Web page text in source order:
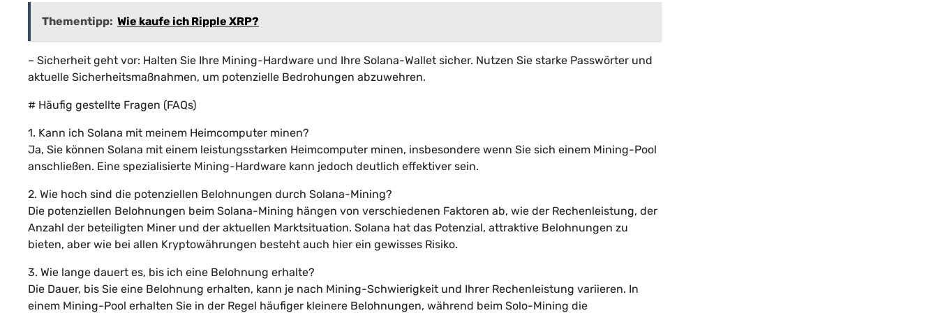
Thementipp: Wie kaufe ich Ripple XRP?
– Sicherheit geht vor: Halten Sie Ihre Mining-Hardware und Ihre Solana-Wallet sicher. Nutzen Sie starke Passwörter und
aktuelle Sicherheitsmaßnahmen, um potenzielle Bedrohungen abzuwehren.
# Häufig gestellte Fragen (FAQs)
1. Kann ich Solana mit meinem Heimcomputer minen?
Ja, Sie können Solana mit einem leistungsstarken Heimcomputer minen, insbesondere wenn Sie sich einem Mining-Pool
anschließen. Eine spezialisierte Mining-Hardware kann jedoch deutlich effektiver sein.
2. Wie hoch sind die potenziellen Belohnungen durch Solana-Mining?
Die potenziellen Belohnungen beim Solana-Mining hängen von verschiedenen Faktoren ab, wie der Rechenleistung, der
Anzahl der beteiligten Miner und der aktuellen Marktsituation. Solana hat das Potenzial, attraktive Belohnungen zu
bieten, aber wie bei allen Kryptowährungen besteht auch hier ein gewisses Risiko.
3. Wie lange dauert es, bis ich eine Belohnung erhalte?
Die Dauer, bis Sie eine Belohnung erhalten, kann je nach Mining-Schwierigkeit und Ihrer Rechenleistung variieren. In
einem Mining-Pool erhalten Sie in der Regel häufiger kleinere Belohnungen, während beim Solo-Mining die